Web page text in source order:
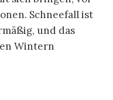
Schneefall ist
und das
Wintern